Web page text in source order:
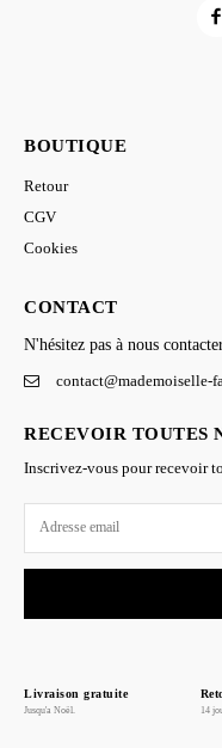
BOUTIQUE
Retour
CGV
Cookies
CONTACT
N'hésitez pas à nous
contact@mademoiselle-
RECEVOIR TOUTES
Inscrivez-vous pour recevoir
Livraison gratuite
Jusqu'a Noël. 14